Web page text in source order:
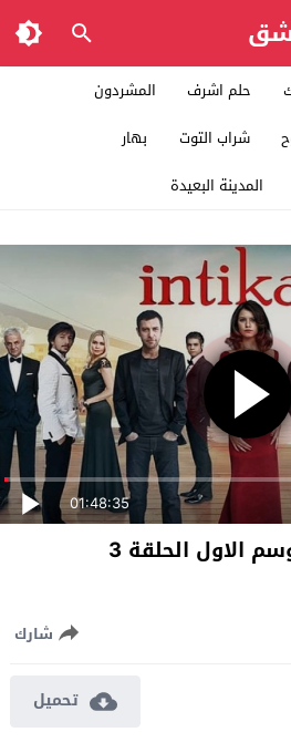
حلم اشرف
المشردون
شراب التوت
بهار
المدينة البعيدة
01:48:35
الاول الحلقة 3
شارك
تحميل